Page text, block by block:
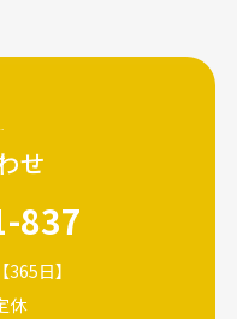
せ
837
365日】
休